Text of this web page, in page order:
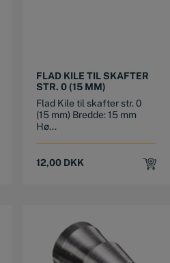
FLAD KILE TIL SKAFTER
STR. 0 (15 MM)
Flad Kile til skafter str. 0
(15 mm) Bredde: 15 mm
Hø...
12,00 DKK